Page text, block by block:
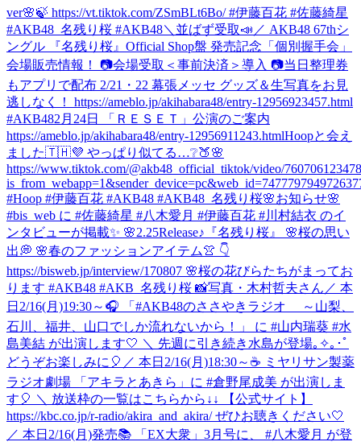
ver🌸🍃 https://vt.tiktok.com/ZSmBLt6Bo/ #伊藤百花 #佐藤綺星
#AKB48_名残り桜 #AKB48＼並ばず受取📣／ AKB48 67thシ
ングル 『名残り桜』Official Shop盤 発売記念「個別握手会」
会場販売情報！ 📷会場受取＜事前決済＞導入 📷当日整理券
もアプリで配布 2/21・22 幕張メッセ グッズ＆生写真をお見
逃しなく！ https://ameblo.jp/akihabara48/entry-12956923457.html
#AKB482月24日 「ＲＥＳＥＴ」公演のご案内
https://ameblo.jp/akihabara48/entry-12956911243.htmlHoopと会え
ました🇹🇭💜 やっぱり似てる…❔🍑🌸
https://www.tiktok.com/@akb48_official_tiktok/video/
#Hoop #伊藤百花 #AKB48 #AKB48_名残り桜🌸お知らせ🌸
#bis_web に #佐藤綺星 #八木愛月 #伊藤百花 #川村結衣 のイ
ンタビューが掲載✨ 🌸2.25Release♪『名残り桜』 🌸桜の思い
出💭 🌸春のファッションアイテム👚 👇
https://bisweb.jp/interview/170807 🌸桜の花びらたちがまってお
ります #AKB48 #AKB_名残り桜 📸写真・木村哲夫さん ／ 本
日2/16(月)19:30～🎧 「#AKB48のささやきラジオ ～山梨、
石川、福井、山口でしか流れないから！」 に #山内瑞葵 #水
島美結 が出演します🤍 ＼ 先週に引き続き水島が登場｡✧｡･ﾟ
どうぞお楽しみに🎈 ／ 本日2/16(月)18:30～☕ ミヤリサン製薬
ラジオ劇場 「アキラとあきら」に #倉野尾成美 が出演しま
す🎈 ＼ 放送枠の一覧はこちらから↓↓ 【公式サイト】
https://kbc.co.jp/r-radio/akira_and_akira/ ぜひお聴きください🤍
／ 本日2/16(月)発売📚 「EX大衆」3月号に、 #八木愛月 が登